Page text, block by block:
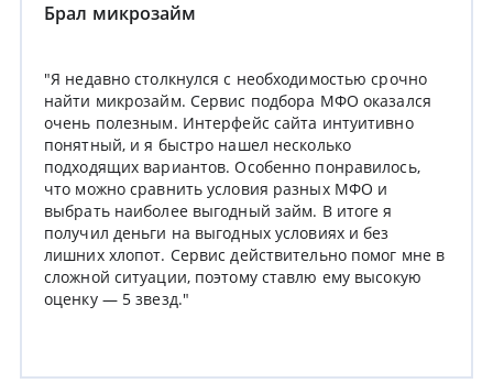
Брал микрозайм
"Я недавно столкнулся с необходимостью срочно
найти микрозайм. Сервис подбора МФО оказался
очень полезным. Интерфейс сайта интуитивно
понятный, и я быстро нашел несколько
подходящих вариантов. Особенно понравилось,
что можно сравнить условия разных МФО и
выбрать наиболее выгодный займ. В итоге я
получил деньги на выгодных условиях и без
лишних хлопот. Сервис действительно помог мне в
сложной ситуации, поэтому ставлю ему высокую
оценку — 5 звезд."